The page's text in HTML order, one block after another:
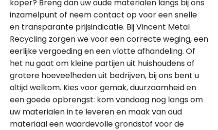
koper? Breng dan uw oude materialen langs bij ons
inzamelpunt of neem contact op voor een snelle
en transparante prijsindicatie. Bij Vincent Metal
Recycling zorgen we voor een correcte weging, een
eerlijke vergoeding en een vlotte afhandeling. Of
het nu gaat om kleine partijen uit huishoudens of
grotere hoeveelheden uit bedrijven, bij ons bent u
altijd welkom. Kies voor gemak, duurzaamheid en
een goede opbrengst: kom vandaag nog langs om
uw materialen in te leveren en maak van oud
materiaal een waardevolle grondstof voor de